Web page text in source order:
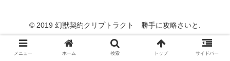
© 2019 幻獣契約クリプトラクト 勝手に攻略さいと.
メニュー ホーム 検索 トップ サイドバー